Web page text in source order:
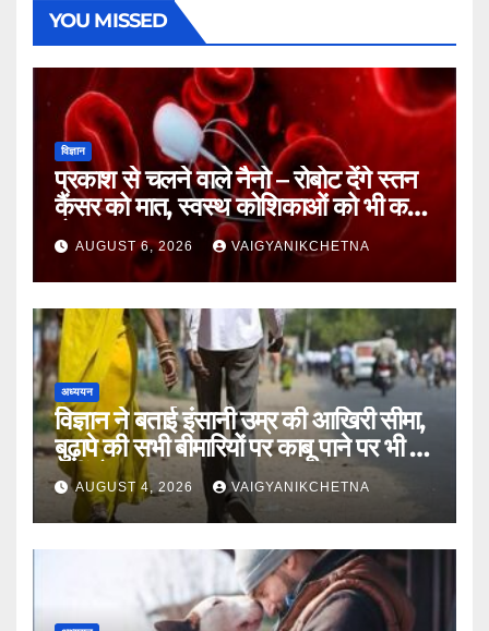
YOU MISSED
विज्ञान
प्रकाश से चलने वाले नैनो – रोबोट देंगे स्तन
कैंसर को मात, स्वस्थ कोशिकाओं को भी कम
होगा नुकसान
AUGUST 6, 2026 VAIGYANIKCHETNA
अध्ययन
विज्ञान ने बताई इंसानी उम्र की आखिरी सीमा,
बुढ़ापे की सभी बीमारियों पर काबू पाने पर भी वह
नहीं होगा ‘अमर’
AUGUST 4, 2026 VAIGYANIKCHETNA